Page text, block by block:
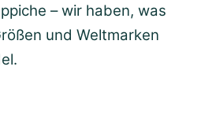
– wir haben, was
und Weltmarken